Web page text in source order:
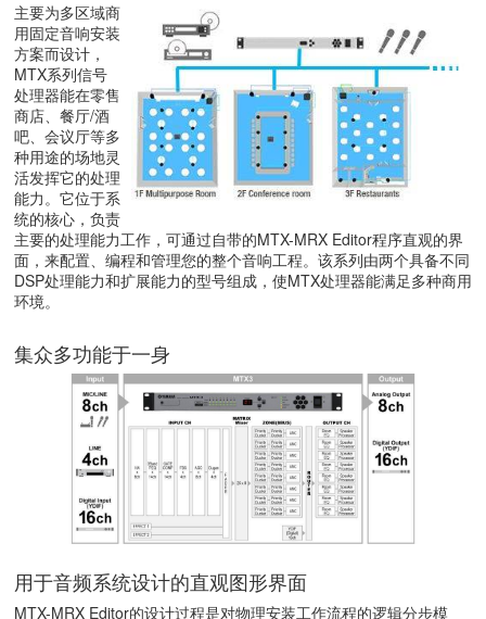
主要为多区域商
用固定音响安装
方案而设计，
MTX系列信号
处理器能在零售
商店、餐厅/酒
吧、会议厅等多
种用途的场地灵
活发挥它的处理
能力。它位于系
统的核心，负责
主要的处理能力工作，可通过自带的MTX-MRX Editor程序直观的界
面，来配置、编程和管理您的整个音响工程。该系列由两个具备不同
DSP处理能力和扩展能力的型号组成，使MTX处理器能满足多种商用
环境。
集众多功能于一身
用于音频系统设计的直观图形界面
MTX-MRX Editor的设计过程是对物理安装工作流程的逻辑分步模